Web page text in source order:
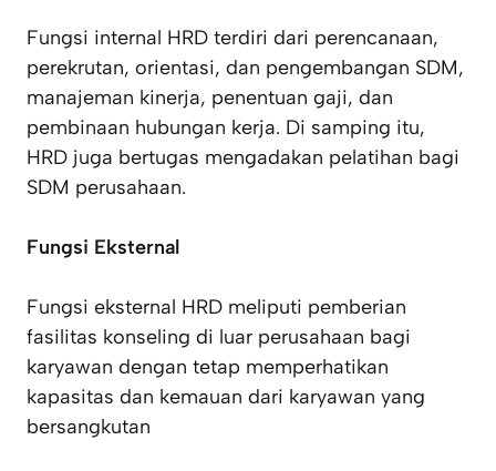
Fungsi internal HRD terdiri dari perencanaan,
perekrutan, orientasi, dan pengembangan SDM,
manajeman kinerja, penentuan gaji, dan
pembinaan hubungan kerja. Di samping itu,
HRD juga bertugas mengadakan pelatihan bagi
SDM perusahaan.
Fungsi Eksternal
Fungsi eksternal HRD meliputi pemberian
fasilitas konseling di luar perusahaan bagi
karyawan dengan tetap memperhatikan
kapasitas dan kemauan dari karyawan yang
bersangkutan